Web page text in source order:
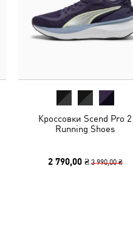
Кроссовки Scend Pro 2
Running Shoes
2 790,00 ₴ 3 990,00 ₴